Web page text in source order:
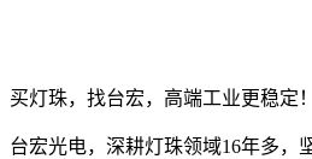
买灯珠，找台宏，高端工业更稳定！
台宏光电，深耕灯珠领域16年多